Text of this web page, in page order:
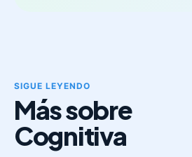
SIGUE LEYENDO
Más sobre
Cognitiva